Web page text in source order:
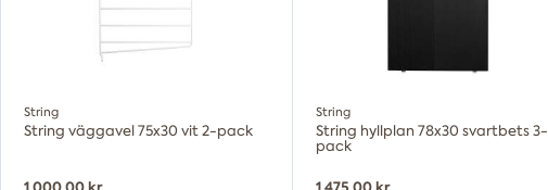
String
String väggavel 75x30 vit 2-pack
String
String hyllplan 78x30 svartbets 3-
pack